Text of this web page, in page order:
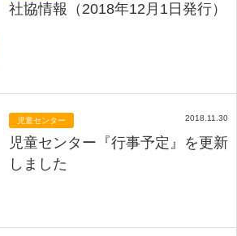
社協情報（2018年12月1日発行）
児童センター 2018.11.30
児童センター『行事予定』を更新
しました